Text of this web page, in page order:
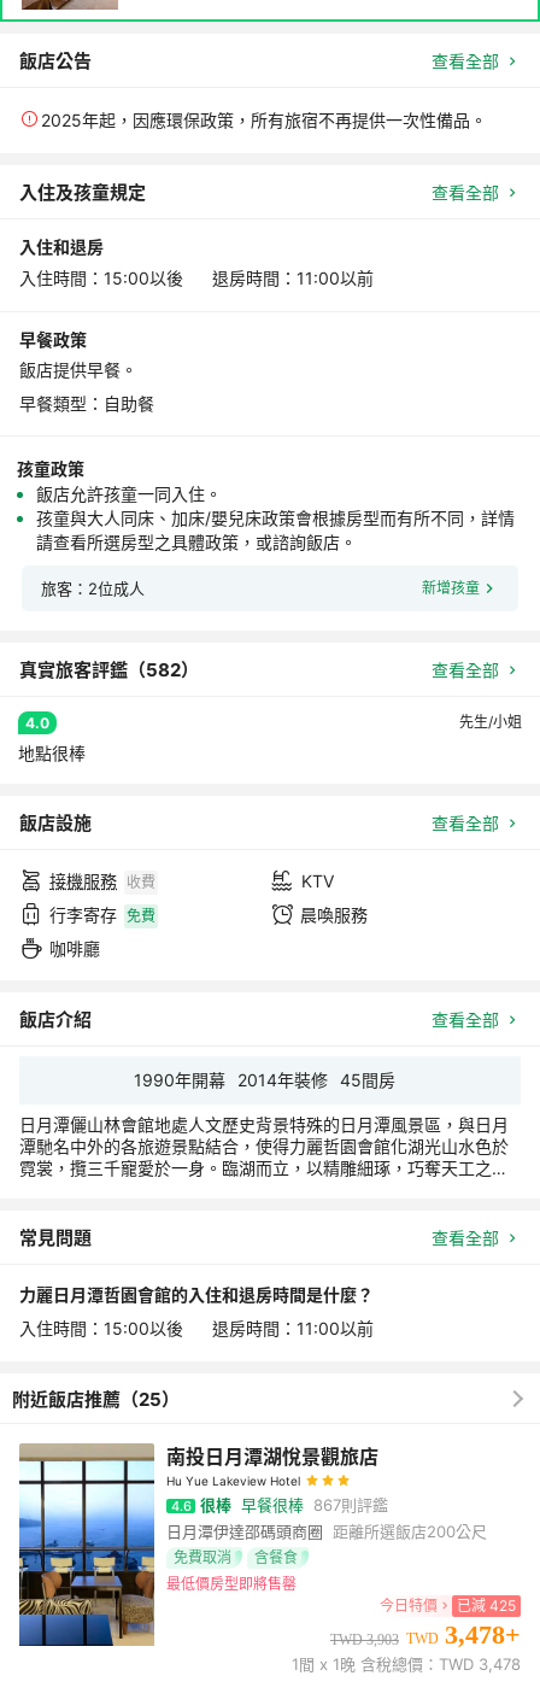
飯店公告 查看全部
2025年起，因應環保政策，所有旅宿不再提供一次性備品。
入住及孩童規定 查看全部
入住和退房
入住時間：15:00以後 退房時間：11:00以前
早餐政策
飯店提供早餐。
早餐類型：自助餐
孩童政策
飯店允許孩童一同入住。
孩童與大人同床、加床/嬰兒床政策會根據房型而有所不同，詳情
請查看所選房型之具體政策，或諮詢飯店。
旅客：2位成人 新增孩童
真實旅客評鑑（582） 查看全部
4.0 先生/小姐
地點很棒
飯店設施 查看全部
接機服務 收費
KTV
行李寄存 免費
晨喚服務
咖啡廳
飯店介紹 查看全部
1990年開幕 2014年裝修 45間房
日月潭儷山林會館地處人文歷史背景特殊的日月潭風景區，與日月
潭馳名中外的各旅遊景點結合，使得力麗哲園會館化湖光山水色於
霓裳，攬三千寵愛於一身。臨湖而立，以精雕細琢，巧奪天工之
業。
常見問題 查看全部
力麗日月潭哲園會館的入住和退房時間是什麼？
入住時間：15:00以後 退房時間：11:00以前
附近飯店推薦（25）
南投日月潭湖悅景觀旅店
Hu Yue Lakeview Hotel
4.6 很棒 早餐很棒 867則評鑑
日月潭伊達邵碼頭商圈
距離所選飯店200公尺
免費取消
含餐食
最低價房型即將售罄
今日特價
已減 425
TWD 3,903 TWD 3,478+
1間 x 1晚 含稅總價：TWD 3,478